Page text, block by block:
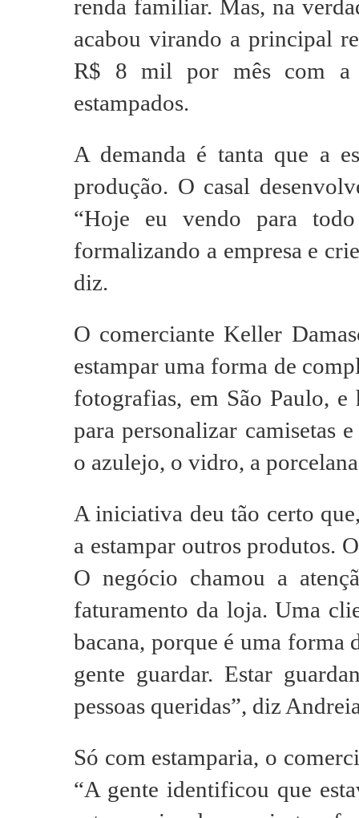
renda familiar. Mas, na
acabou virando a principal
R$ 8 mil por mês com a
estampados.
A demanda é tanta que a
produção. O casal
“Hoje eu vendo para
formalizando a empresa e
diz.
O comerciante Keller
estampar uma forma de
fotografias, em São Paulo,
para personalizar camisetas
o azulejo, o vidro, a
A iniciativa deu tão certo
a estampar outros produtos.
O negócio chamou a
faturamento da loja. Uma
bacana, porque é uma forma
gente guardar. Estar
pessoas queridas”, diz
Só com estamparia, o
“A gente identificou que